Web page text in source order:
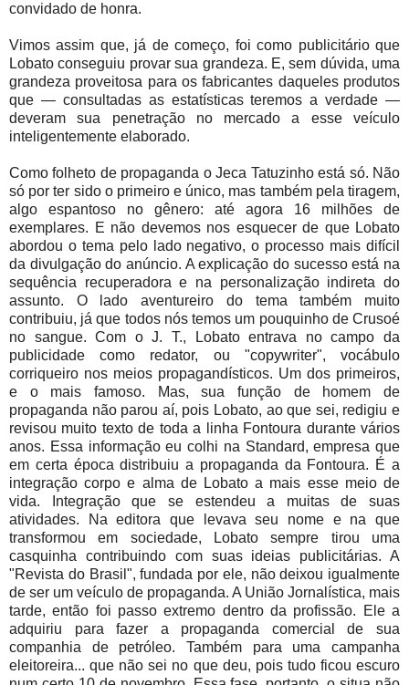
convidado de honra.
Vimos assim que, já de começo, foi como publicitário que
Lobato conseguiu provar sua grandeza. E, sem dúvida, uma
grandeza proveitosa para os fabricantes daqueles produtos
que — consultadas as estatísticas teremos a verdade —
deveram sua penetração no mercado a esse veículo
inteligentemente elaborado.
Como folheto de propaganda o Jeca Tatuzinho está só. Não
só por ter sido o primeiro e único, mas também pela tiragem,
algo espantoso no gênero: até agora 16 milhões de
exemplares. E não devemos nos esquecer de que Lobato
abordou o tema pelo lado negativo, o processo mais difícil
da divulgação do anúncio. A explicação do sucesso está na
sequência recuperadora e na personalização indireta do
assunto. O lado aventureiro do tema também muito
contribuiu, já que todos nós temos um pouquinho de Crusoé
no sangue. Com o J. T., Lobato entrava no campo da
publicidade como redator, ou "copywriter", vocábulo
corriqueiro nos meios propagandísticos. Um dos primeiros,
e o mais famoso. Mas, sua função de homem de
propaganda não parou aí, pois Lobato, ao que sei, redigiu e
revisou muito texto de toda a linha Fontoura durante vários
anos. Essa informação eu colhi na Standard, empresa que
em certa época distribuiu a propaganda da Fontoura. É a
integração corpo e alma de Lobato a mais esse meio de
vida. Integração que se estendeu a muitas de suas
atividades. Na editora que levava seu nome e na que
transformou em sociedade, Lobato sempre tirou uma
casquinha contribuindo com suas ideias publicitárias. A
"Revista do Brasil", fundada por ele, não deixou igualmente
de ser um veículo de propaganda. A União Jornalística, mais
tarde, então foi passo extremo dentro da profissão. Ele a
adquiriu para fazer a propaganda comercial de sua
companhia de petróleo. Também para uma campanha
eleitoreira... que não sei no que deu, pois tudo ficou escuro